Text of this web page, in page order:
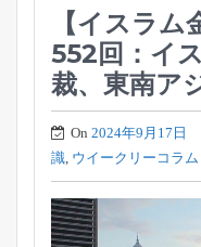
【イスラ
552回：イ
裁、東南ア
On 2024年9月17日
識 ウイークリーコラム